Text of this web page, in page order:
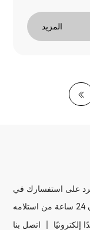
المزيد
على استفسارك في
اتصل بنا
إلكترونيًا